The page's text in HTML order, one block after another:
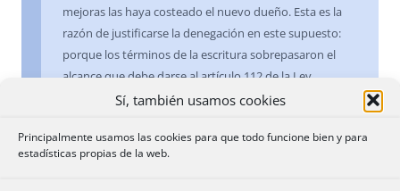
Sí, también usamos cookies
Principalmente usamos las cookies para que todo funcione bien y para
estadísticas propias de la web.
mejoras las haya costeado el nuevo dueño. Esta es la
razón de justificarse la denegación en este supuesto:
porque los términos de la escritura sobrepasaron el
alcance que debe darse al artículo 112 de la Ley
Hipotecaria, respecto a las mejoras hechas por un
23 y 26 octubre 1987